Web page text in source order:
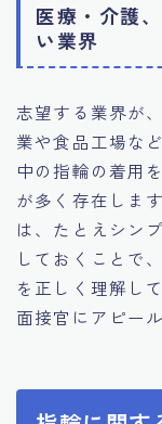
医療・介護
い業界
志望する業界が
業や食品工場な
中の指輪の着用
が多く存在しま
は、たとえシン
しておくことで
を正しく理解し
面接官にアピー